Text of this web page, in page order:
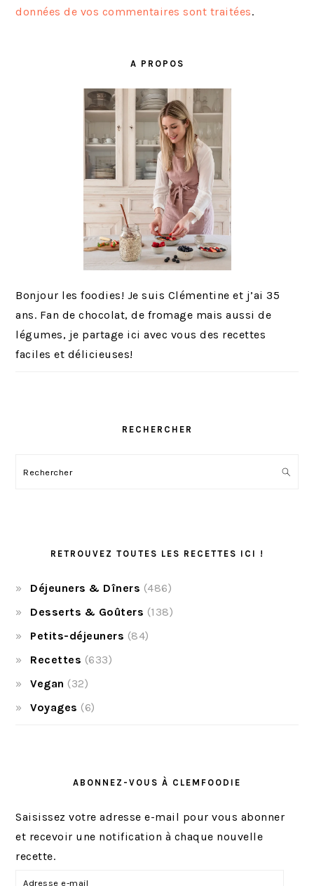
données de vos commentaires sont traitées.
A PROPOS
Bonjour les foodies! Je suis Clémentine et j’ai 35
ans. Fan de chocolat, de fromage mais aussi de
légumes, je partage ici avec vous des recettes
faciles et délicieuses!
RECHERCHER
Rechercher
RETROUVEZ TOUTES LES RECETTES ICI !
Déjeuners & Dîners (486)
Desserts & Goûters (138)
Petits-déjeuners (84)
Recettes (633)
Vegan (32)
Voyages (6)
ABONNEZ-VOUS À CLEMFOODIE
Saisissez votre adresse e-mail pour vous abonner
et recevoir une notification à chaque nouvelle
recette.